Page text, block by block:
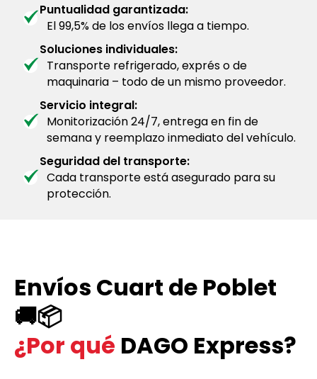
Puntualidad garantizada:
El 99,5% de los envíos llega a tiempo.
Soluciones individuales:
Transporte refrigerado, exprés o de
maquinaria – todo de un mismo proveedor.
Servicio integral:
Monitorización 24/7, entrega en fin de
semana y reemplazo inmediato del vehículo.
Seguridad del transporte:
Cada transporte está asegurado para su
protección.
Envíos Cuart de Poblet
🚚📦
¿Por qué DAGO Express?